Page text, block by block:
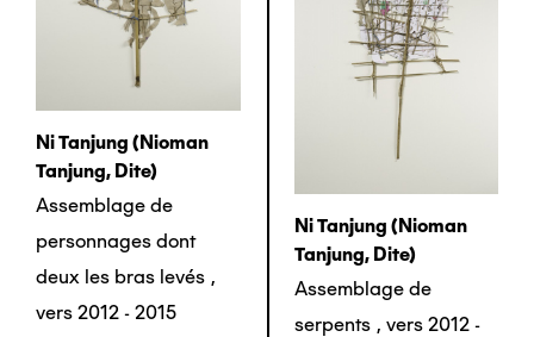
Ni Tanjung (nioman
Tanjung, Dite)
Assemblage de
personnages dont
deux les bras levés ,
vers 2012 - 2015
Ni Tanjung (nioman
Tanjung, Dite)
Assemblage de
serpents , vers 2012 -